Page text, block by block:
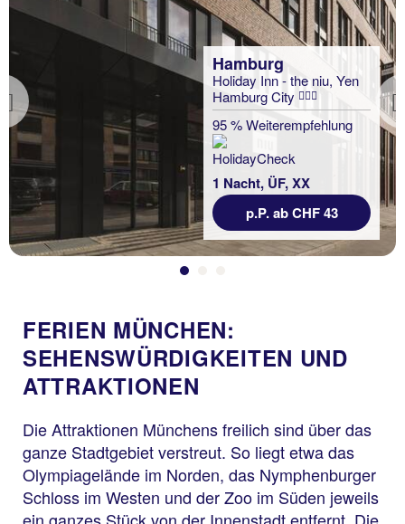
Previous
Hamburg
Holiday Inn - the niu, Yen
Hamburg City
95 % Weiterempfehlung
1 Nacht, ÜF, XX
p.P. ab CHF 43
FERIEN MÜNCHEN:
SEHENSWÜRDIGKEITEN UND
ATTRAKTIONEN
Die Attraktionen Münchens freilich sind über das
ganze Stadtgebiet verstreut. So liegt etwa das
Olympiagelände im Norden, das Nymphenburger
Schloss im Westen und der Zoo im Süden jeweils